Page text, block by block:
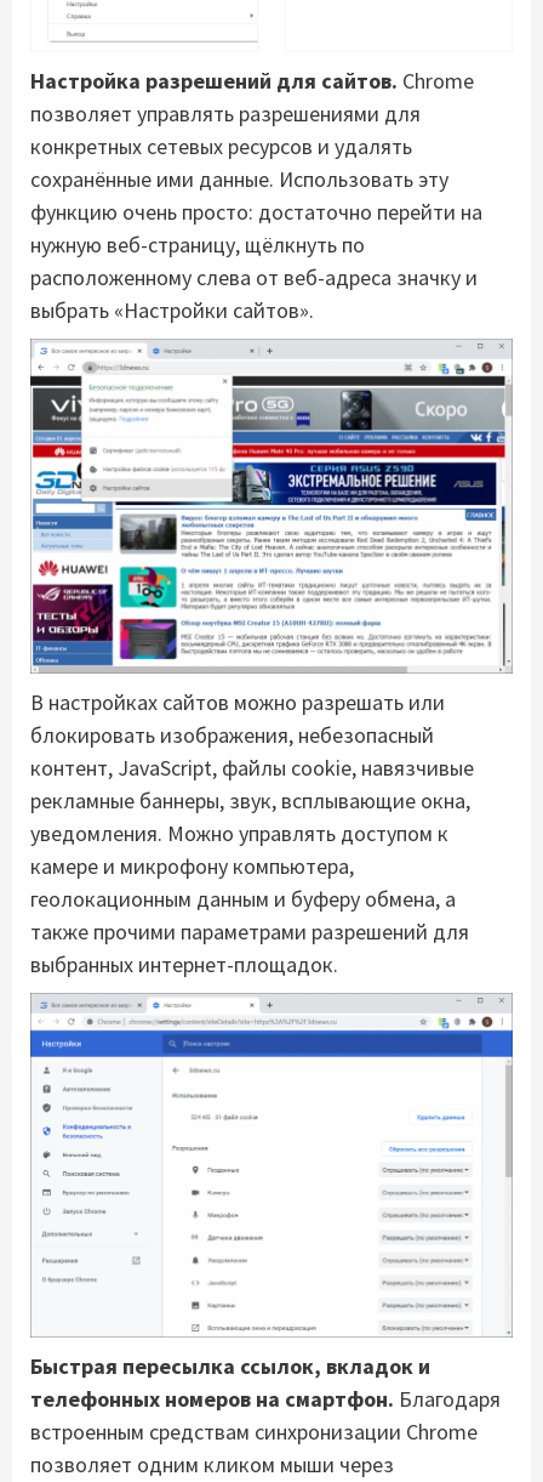
Настройка разрешений для сайтов. Chrome
позволяет управлять разрешениями для
конкретных сетевых ресурсов и удалять
сохранённые ими данные. Использовать эту
функцию очень просто: достаточно перейти на
нужную веб-страницу, щёлкнуть по
расположенному слева от веб-адреса значку и
выбрать «Настройки сайтов».
В настройках сайтов можно разрешать или
блокировать изображения, небезопасный
контент, JavaScript, файлы cookie, навязчивые
рекламные баннеры, звук, всплывающие окна,
уведомления. Можно управлять доступом к
камере и микрофону компьютера,
геолокационным данным и буферу обмена, а
также прочими параметрами разрешений для
выбранных интернет-площадок.
Быстрая пересылка ссылок, вкладок и
телефонных номеров на смартфон. Благодаря
встроенным средствам синхронизации Chrome
позволяет одним кликом мыши через